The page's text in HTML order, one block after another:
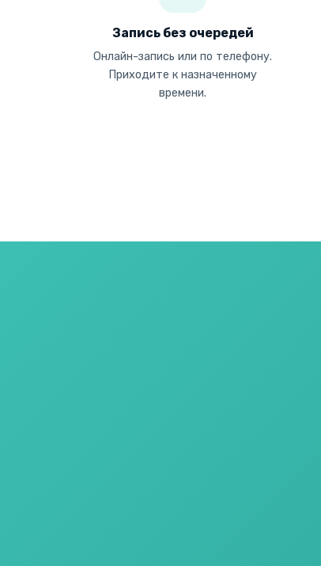
Запись без очередей
Онлайн-запись или по телефону.
Приходите к назначенному
времени.